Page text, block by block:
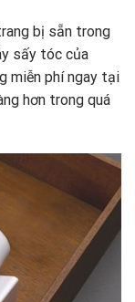
bị sẵn trong
sấy tóc của
miễn phí ngay tại
hơn trong quá